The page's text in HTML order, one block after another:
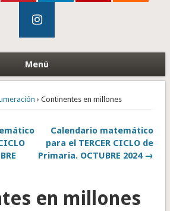
Menú
› Continentes en millones
Calendario matemático
para el TERCER CICLO de
Primaria. OCTUBRE 2024 →
en millones